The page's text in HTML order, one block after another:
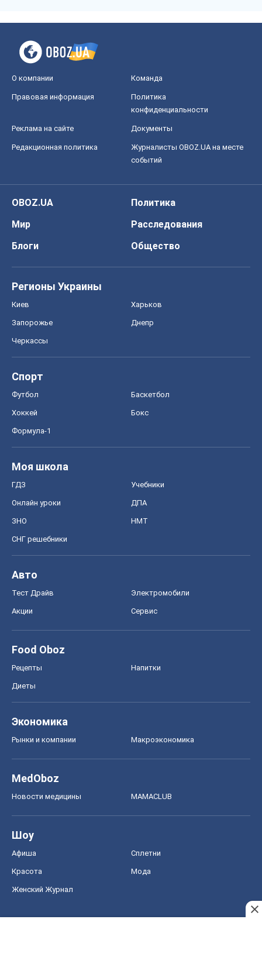
О компании Команда
Правовая информация
Политика
конфиденциальности
Реклама на сайте Документы
Редакционная политика
Журналисты OBOZ.UA на месте
событий
OBOZ.UA
Политика
Мир
Расследования
Блоги
Общество
Регионы Украины
Киев Харьков
Запорожье Днепр
Черкассы
Спорт
Футбол Баскетбол
Хоккей Бокс
Формула-1
Моя школа
ГДЗ Учебники
Онлайн уроки ДПА
ЗНО НМТ
СНГ решебники
Авто
Тест Драйв Электромобили
Акции Сервис
Food Oboz
Рецепты Напитки
Диеты
Экономика
Рынки и компании Mакроэкономика
MedOboz
Новости медицины MAMACLUB
Шоу
Афиша Сплетни
Красота Мода
Женский Журнал